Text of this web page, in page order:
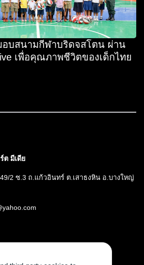
บสนามกีฬาบริดจสโตน ผ่าน
เพื่อคุณภาพชีวิตของเด็กไทย
ต มีเดีย
2 ซ.3 ถ.แก้วอินทร์ ต.เสาธงหิน อ.บางใหญ่